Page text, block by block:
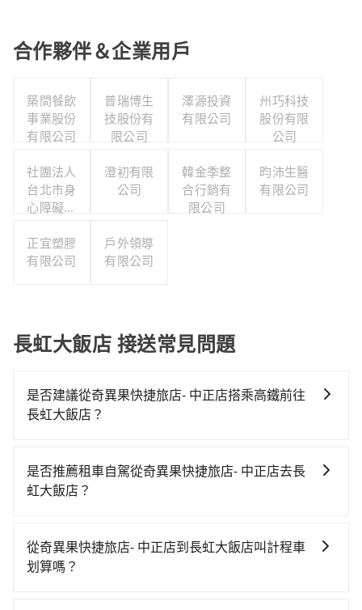
合作夥伴＆企業用戶
築間餐飲
事業股份
有限公司
普瑞博生
技股份有
限公司
澤源投資
有限公司
州巧科技
股份有限
公司
社團法人
台北市身
心障礙游
澄初有限
公司
韓金季整
合行銷有
限公司
昀沛生醫
有限公司
正宜塑膠
有限公司
戶外領導
有限公司
長虹大飯店 接送常見問題
是否建議從奇異果快捷旅店- 中正店搭乘高鐵前往
長虹大飯店？
高鐵乘坐舒適、較貴、費時！從最早06:05一直到
23:03，台中-台北一天最多有105班次高鐵可搭乘。假設
鐘。抵達高鐵站後，步行進站、現場購票並於月台排隊
的時間約20分鐘，再乘坐43~69分鐘（平均57分）的高
是否推薦租車自駕從奇異果快捷旅店- 中正店去長
虹大飯店？
車自駕，但花費可能不小。租車公司一般以天為單位計
費，小轎車如Toyota Yaris、Nissan Kicks，一天租金
從奇異果快捷旅店- 中正店到長虹大飯店叫計程車
划算嗎？